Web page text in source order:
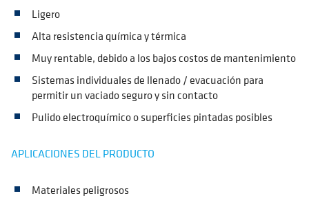
Ligero
Alta resistencia química y térmica
Muy rentable, debido a los bajos costos de mantenimiento
Sistemas individuales de llenado / evacuación para
permitir un vaciado seguro y sin contacto
Pulido electroquímico o superficies pintadas posibles
APLICACIONES DEL PRODUCTO
Materiales peligrosos